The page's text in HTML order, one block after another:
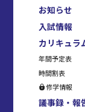
お知らせ
入試情報
カリキュラ
年間予定表
時間割表
修学情報
議事録・報